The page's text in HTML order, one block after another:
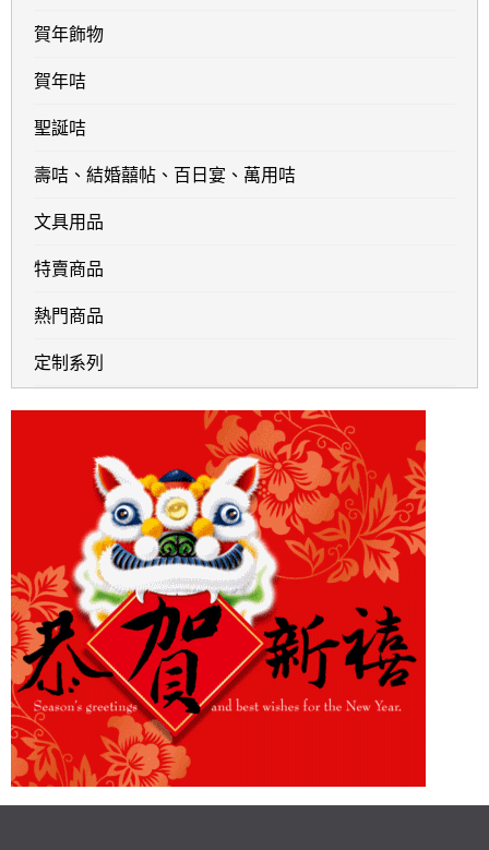
賀年飾物
賀年咭
聖誕咭
壽咭、結婚囍帖、百日宴、萬用咭
文具用品
特賣商品
熱門商品
定制系列